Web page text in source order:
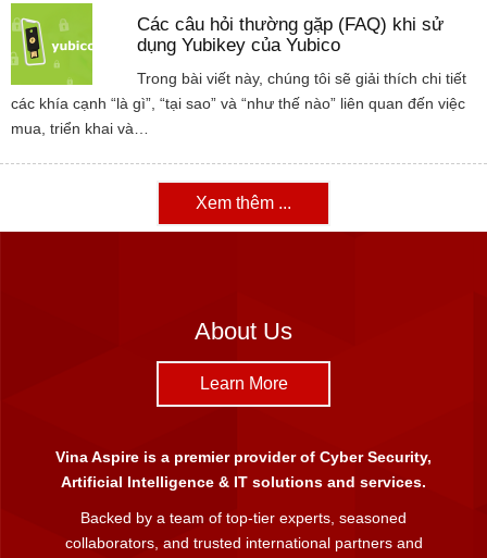
Các câu hỏi thường gặp (FAQ) khi sử
dụng Yubikey của Yubico
Trong bài viết này, chúng tôi sẽ giải thích chi tiết
các khía cạnh “là gì”, “tại sao” và “như thế nào” liên quan đến việc
mua, triển khai và…
Xem thêm ...
About Us
Learn More
Vina Aspire is a premier provider of Cyber Security,
Artificial Intelligence & IT solutions and services.
Backed by a team of top-tier experts, seasoned
collaborators, and trusted international partners and